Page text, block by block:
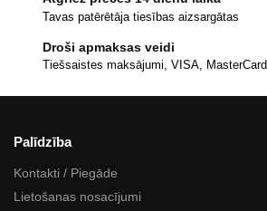
Tavas patērētāja tiesības aizsargātas
Droši apmaksas veidi
Tiešsaistes maksājumi, VISA, MasterCard.
Palīdzība
Kontakti / Piegāde
Lietošanas nosacījumi